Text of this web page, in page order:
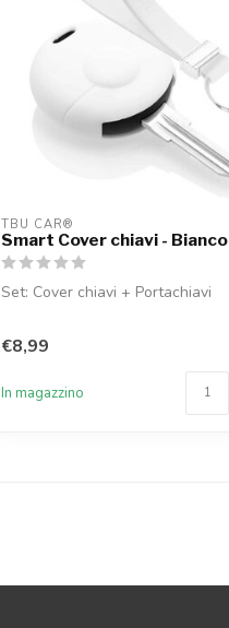
TBU CAR®
Smart Cover chiavi - Bianco
Set: Cover chiavi + Portachiavi
€8,99
In magazzino